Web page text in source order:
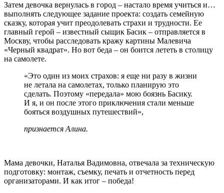
Затем девочка вернулась в город – настало время учиться и…
выполнять следующее задание проекта: создать семейную
сказку, которая учит преодолевать страхи и трудности. Ее
главный герой – известный сыщик Басик – отправляется в
Москву, чтобы расследовать кражу картины Малевича
«Черный квадрат». Но вот беда – он боится лететь в столицу
на самолете.
«Это один из моих страхов: я еще ни разу в жизни
не летала на самолетах, только планирую это
сделать. Поэтому «передала» мою боязнь Басику.
И я, и он после этого приключения стали меньше
бояться воздушных путешествий»,
признается Алина.
Мама девочки, Наталья Вадимовна, отвечала за техническую
подготовку: монтаж, съемку, печать и отчетность перед
организаторами. И как итог – победа!